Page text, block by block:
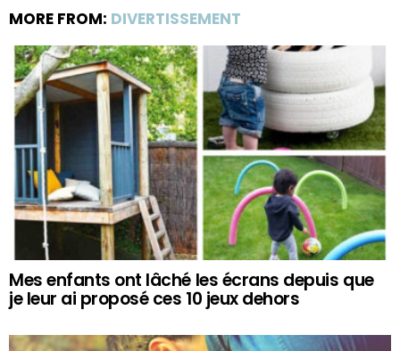
MORE FROM: DIVERTISSEMENT
Mes enfants ont lâché les écrans depuis que
je leur ai proposé ces 10 jeux dehors